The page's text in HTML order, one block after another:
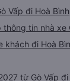
Vấp đi Hoà Bình
tin nhà xe
khách đi Hoà
từ Gò Vấp đi